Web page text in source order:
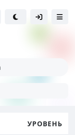
УРОВЕНЬ